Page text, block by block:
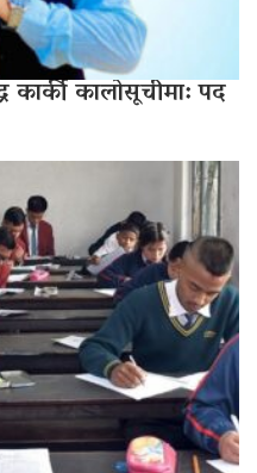
कार्की कालोसूचीमा: पद